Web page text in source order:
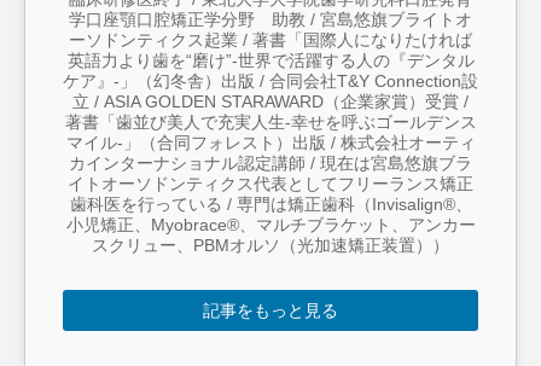
学口座顎口腔矯正学分野 助教 / 宮島悠旗ブライトオ
ーソドンティクス起業 / 著書「国際人になりたければ
英語力より歯を“磨け”-世界で活躍する人の『デンタル
ケア』-」（幻冬舎）出版 / 合同会社T&Y Connection設
立 / ASIA GOLDEN STARAWARD（企業家賞）受賞 /
著書「歯並び美人で充実人生-幸せを呼ぶゴールデンス
マイル-」（合同フォレスト）出版 / 株式会社オーティ
カインターナショナル認定講師 / 現在は宮島悠旗ブラ
イトオーソドンティクス代表としてフリーランス矯正
歯科医を行っている / 専門は矯正歯科（Invisalign®︎、
小児矯正、Myobrace®︎、マルチブラケット、アンカー
スクリュー、PBMオルソ（光加速矯正装置））
記事をもっと見る